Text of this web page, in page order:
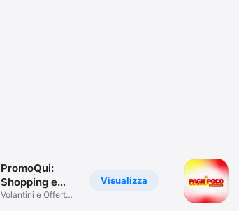
Visualizza
PromoQui:
Shopping e
Risparmio
Volantini e Offerte